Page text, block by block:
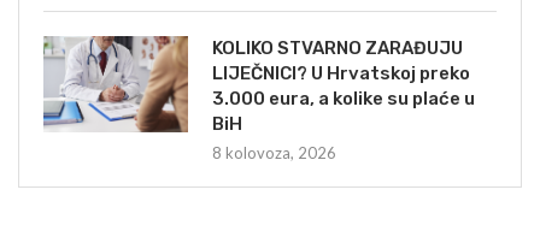
KOLIKO STVARNO ZARAĐUJU
LIJEČNICI? U Hrvatskoj preko
3.000 eura, a kolike su plaće u
BiH
8 kolovoza, 2026